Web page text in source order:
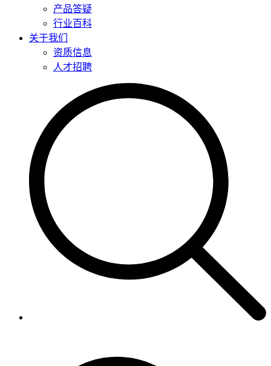
产品答疑
行业百科
关于我们
资质信息
人才招聘